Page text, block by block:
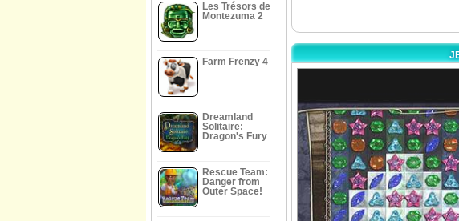
Les Trésors de
Montezuma 2
Farm Frenzy 4
Dreamland
Solitaire:
Dragon's Fury
Rescue Team:
Danger from
Outer Space!